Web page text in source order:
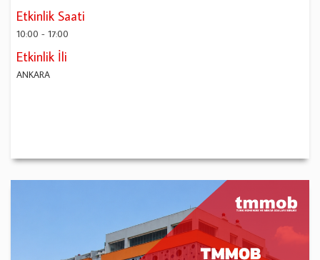
Etkinlik Saati
10:00 -17:00
Etkinlik İli
ANKARA